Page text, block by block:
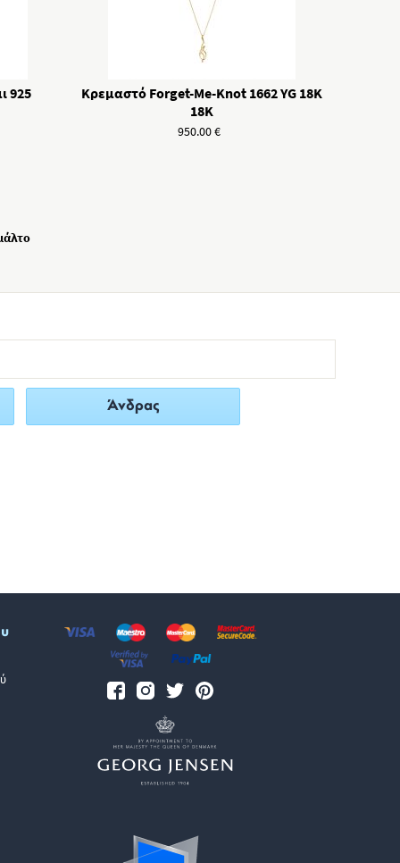
925
Κρεμαστό Forget-Me-Knot 1662 YG 18K
18K
950.00€
Άνδρας